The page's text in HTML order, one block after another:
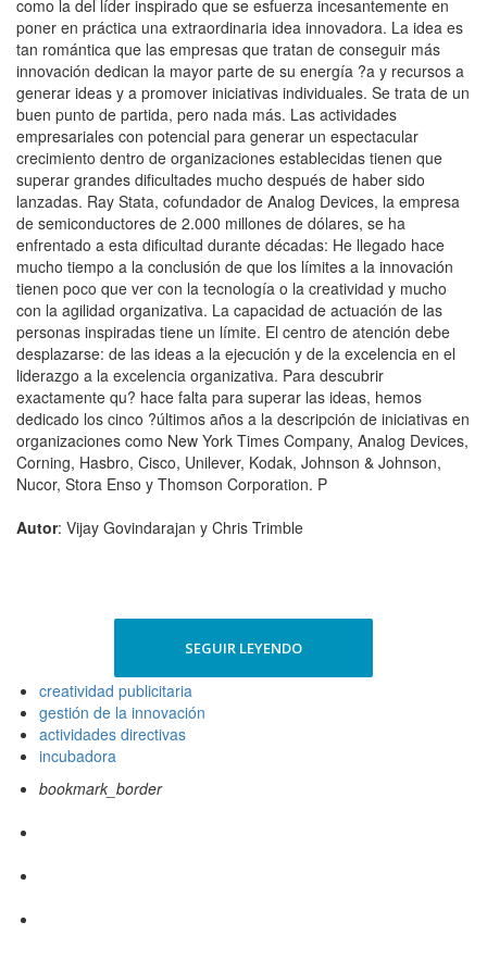
como la del líder inspirado que se esfuerza incesantemente en
poner en práctica una extraordinaria idea innovadora. La idea es
tan romántica que las empresas que tratan de conseguir más
innovación dedican la mayor parte de su energía ?a y recursos a
generar ideas y a promover iniciativas individuales. Se trata de un
buen punto de partida, pero nada más. Las actividades
empresariales con potencial para generar un espectacular
crecimiento dentro de organizaciones establecidas tienen que
superar grandes dificultades mucho después de haber sido
lanzadas. Ray Stata, cofundador de Analog Devices, la empresa
de semiconductores de 2.000 millones de dólares, se ha
enfrentado a esta dificultad durante décadas: He llegado hace
mucho tiempo a la conclusión de que los límites a la innovación
tienen poco que ver con la tecnología o la creatividad y mucho
con la agilidad organizativa. La capacidad de actuación de las
personas inspiradas tiene un límite. El centro de atención debe
desplazarse: de las ideas a la ejecución y de la excelencia en el
liderazgo a la excelencia organizativa. Para descubrir
exactamente qu? hace falta para superar las ideas, hemos
dedicado los cinco ?últimos años a la descripción de iniciativas en
organizaciones como New York Times Company, Analog Devices,
Corning, Hasbro, Cisco, Unilever, Kodak, Johnson & Johnson,
Nucor, Stora Enso y Thomson Corporation. P
Autor: Vijay Govindarajan y Chris Trimble
SEGUIR LEYENDO
creatividad publicitaria
gestión de la innovación
actividades directivas
incubadora
bookmark_border